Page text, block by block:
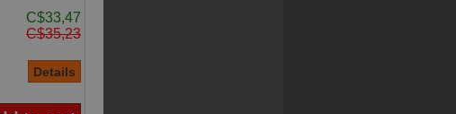
C$33,47
C$35,23